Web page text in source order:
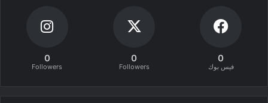
0
فيس بوك
0
Followers
0
Followers